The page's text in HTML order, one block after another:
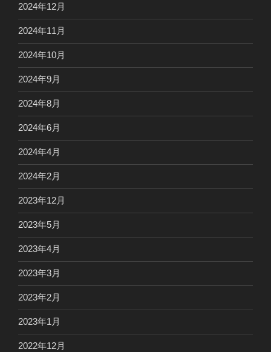
2024年12月
2024年11月
2024年10月
2024年9月
2024年8月
2024年6月
2024年4月
2024年2月
2023年12月
2023年5月
2023年4月
2023年3月
2023年2月
2023年1月
2022年12月